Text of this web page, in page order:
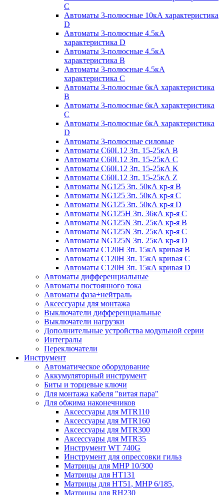
C
Автоматы 3-полюсные 10кА характеристика
D
Автоматы 3-полюсные 4.5кА
характеристика D
Автоматы 3-полюсные 4.5кА
характеристика В
Автоматы 3-полюсные 4.5кА
характеристика С
Автоматы 3-полюсные 6кА характеристика
B
Автоматы 3-полюсные 6кА характеристика
C
Автоматы 3-полюсные 6кА характеристика
D
Автоматы 3-полюсные силовые
Автоматы C60L12 3п. 15-25кА B
Автоматы C60L12 3п. 15-25кА C
Автоматы C60L12 3п. 15-25кА K
Автоматы C60L12 3п. 15-25кА Z
Автоматы NG125 3п. 50кА кр-я B
Автоматы NG125 3п. 50кА кр-я C
Автоматы NG125 3п. 50кА кр-я D
Автоматы NG125H 3п. 36кА кр-я C
Автоматы NG125N 3п. 25кА кр-я B
Автоматы NG125N 3п. 25кА кр-я C
Автоматы NG125N 3п. 25кА кр-я D
Автоматы С120Н 3п. 15кА кривая B
Автоматы С120Н 3п. 15кА кривая C
Автоматы С120Н 3п. 15кА кривая D
Автоматы дифференциальные
Автоматы постоянного тока
Автоматы фаза+нейтраль
Аксессуары для монтажа
Выключатели дифференциальные
Выключатели нагрузки
Дополнительные устройства модульной серии
Интегралы
Переключатели
Инструмент
Автоматическое оборудование
Аккумуляторный инструмент
Биты и торцевые ключи
Для монтажа кабеля "витая пара"
Для обжима наконечников
Аксессуары для MTR110
Аксессуары для MTR160
Аксессуары для MTR300
Аксессуары для MTR35
Инструмент WT 740G
Инструмент для опрессовки гильз
Матрицы для MHP 10/300
Матрицы для НТ131
Матрицы для НТ51, MHP 6/185,
Матрицы для RH230